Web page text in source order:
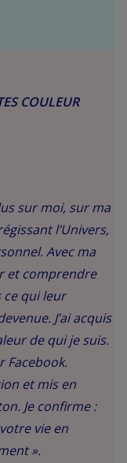
COULEUR
sur moi, sur ma
l’Univers,
Avec ma
et comprendre
qui leur
J’ai acquis
de qui je suis.
et mis en
Je confirme :
vie en
».